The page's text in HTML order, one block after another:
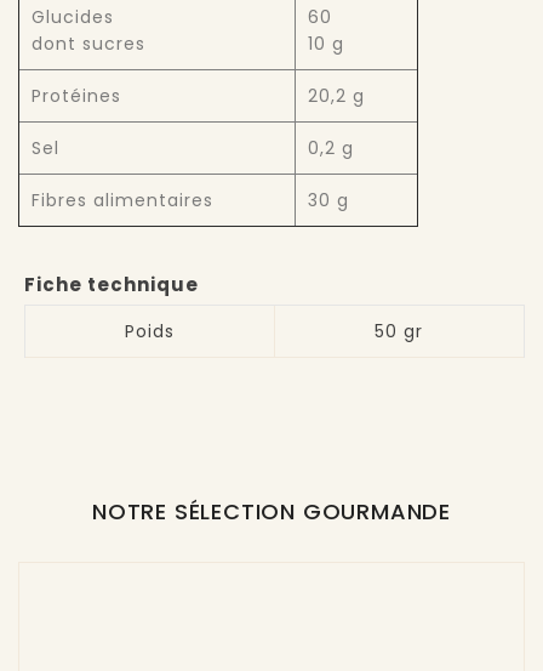
Glucides
dont sucres
60
10 g
Protéines 20,2 g
Sel 0,2 g
Fibres alimentaires 30 g
Fiche technique
Poids 50 gr
NOTRE SÉLECTION GOURMANDE